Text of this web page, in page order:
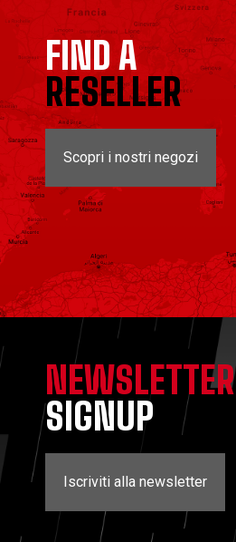
FIND A
RESELLER
Scopri i nostri negozi
NEWSLETTER
SIGNUP
Iscriviti alla newsletter